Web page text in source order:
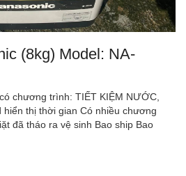
(8kg) Model: NA-
chương trình: TIẾT KIỆM NƯỚC,
thị thời gian Có nhiều chương
đã tháo ra vệ sinh Bao ship Bao